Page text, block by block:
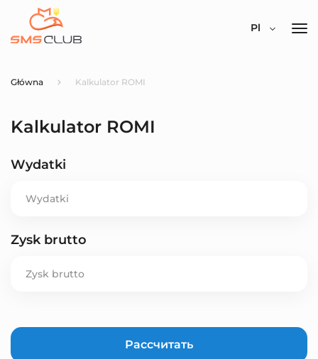
Pl
Główna Kalkulator ROMI
Kalkulator ROMI
Wydatki
Zysk brutto
Рассчитать